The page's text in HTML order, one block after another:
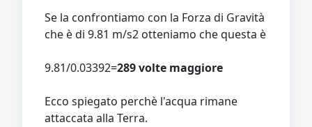
Se la confrontiamo con la Forza di Gravità
che è di 9.81 m/s2 otteniamo che questa è
9.81/0.03392=289 volte maggiore
Ecco spiegato perchè l'acqua rimane
attaccata alla Terra.